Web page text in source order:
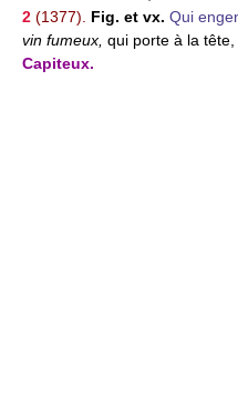
2 (1377). Fig. et vx. Qui
vin fumeux, qui porte à la
Capiteux.